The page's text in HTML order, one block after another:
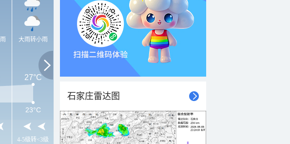
大雨转小雨
4-5级转<3级
27°C
23°C
石家庄雷达图